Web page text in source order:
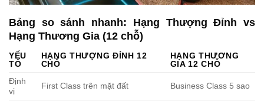
Bảng so sánh nhanh: Hạng Thượng Đỉnh vs
Hạng Thương Gia (12 chỗ)
YẾU
TỐ
HẠNG THƯỢNG ĐỈNH 12
CHỖ
HẠNG THƯƠNG
GIA 12 CHỖ
Định
vị
First Class trên mặt đất Business Class 5 sao